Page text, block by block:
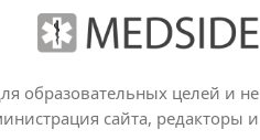
образовательных целей и не
сайта, редакторы и